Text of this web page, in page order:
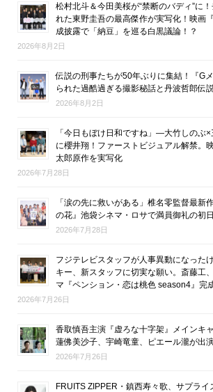
松村北斗＆今田美桜が“禁断のバディ”に
れた東野圭吾の最高傑作が実写化！映画
成披露で「納豆」を巡る白黒議論！？
2026年8月2日
伝説の刑事たちが50年ぶりに集結！『G
られた過酷過ぎる撮影秘話と丹波哲郎伝
2026年8月2日
「今日もぼけ日和ですね」―大竹しのぶ
に櫻井翔！ファーストビジュアル解禁。
太郎原作を実写化
2026年7月28日
「涙の先に救いがある」椎名零監督最新
の花』池袋シネマ・ロサで満員御礼の初
2026年7月28日
フジテレビスタッフが人事異動になった
キー、新スタッフに切実な願い。斎藤工
マ『ペンション・恋は桃色 season4』完
2026年7月26日
香取慎吾主演『虚ろな十字架』メインキ
蓮佛美沙子、宇崎竜童、ピエール瀧が出
2026年7月26日
FRUITS ZIPPER・鎮西寿々歌、サプライ